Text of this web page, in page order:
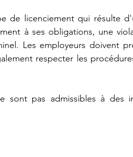
de licenciement qui résulte
à ses obligations, une
Les employeurs doivent
respecter les
sont pas admissibles à des